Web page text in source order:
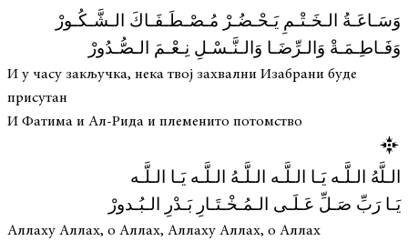
وَسَـاعَـةُ الـخَـتْـمِ يَـحْـضُـرْ مُـصْـطَـفَـاكَ الـشَّـكُـورْ
وَفَـاطِـمَـةْ وَالـرِّضَـا وَالـنَّـسْـلِ نِـعْـمَ الـصُّـدُورْ
И у часу закључка, нека твој захвални Изабрани буде
присутан
И Фатима и Ал-Рида и племенито потомство
الـلَّهُ الـلَّـه يَـا الـلَّـه الـلَّـهُ الـلَّـه يَـا الـلَّـه
يَـا رَبِّ صَـلِّ عَـلَـى الـمُـخْـتَـارِ بَـدْرِ الـبُـدورْ
Аллаху Аллах, о Аллах, Аллаху Аллах, о Аллах